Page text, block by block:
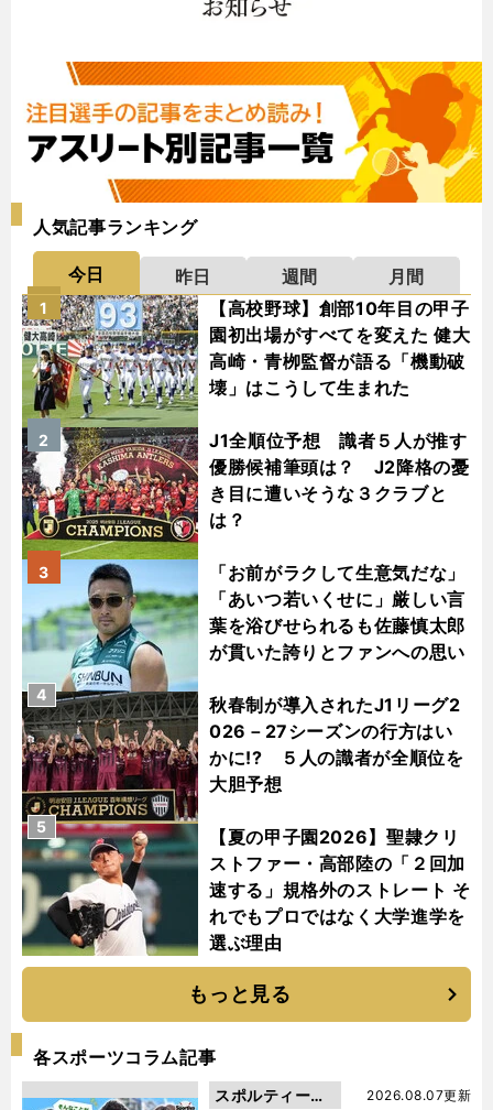
人気記事ランキング
今日 昨日 週間
月間
【高校野球】創部10年目の甲子
園初出場がすべてを変えた 健大
高崎・青栁監督が語る「機動破
壊」はこうして生まれた
1
J1全順位予想 識者５人が推す
優勝候補筆頭は？ J2降格の憂
き目に遭いそうな３クラブと
は？
2
「お前がラクして生意気だな」
「あいつ若いくせに」厳しい言
葉を浴びせられるも佐藤慎太郎
が貫いた誇りとファンへの思い
3
秋春制が導入されたJ1リーグ2
026－27シーズンの行方はい
かに!? ５人の識者が全順位を
大胆予想
4
【夏の甲子園2026】聖隷クリ
ストファー・高部陸の「２回加
速する」規格外のストレート そ
れでもプロではなく大学進学を
選ぶ理由
5
もっと見る
各スポーツコラム記事
2026.08.07更新
スポルティーバ